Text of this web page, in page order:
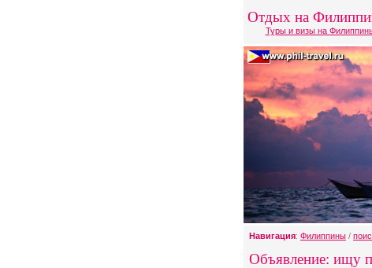
Отдых на
Туры и визы на
Навигация: Филиппины /
Объявление: ищу